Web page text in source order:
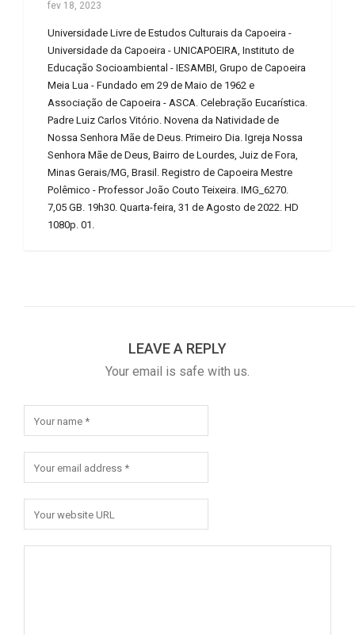
fev 18, 2023
Universidade Livre de Estudos Culturais da Capoeira -
Universidade da Capoeira - UNICAPOEIRA, Instituto de
Educação Socioambiental - IESAMBI, Grupo de Capoeira
Meia Lua - Fundado em 29 de Maio de 1962 e
Associação de Capoeira - ASCA. Celebração Eucarística.
Padre Luiz Carlos Vitório. Novena da Natividade de
Nossa Senhora Mãe de Deus. Primeiro Dia. Igreja Nossa
Senhora Mãe de Deus, Bairro de Lourdes, Juiz de Fora,
Minas Gerais/MG, Brasil. Registro de Capoeira Mestre
Polêmico - Professor João Couto Teixeira. IMG_6270.
7,05 GB. 19h30. Quarta-feira, 31 de Agosto de 2022. HD
1080p. 01.
LEAVE A REPLY
Your email is safe with us.